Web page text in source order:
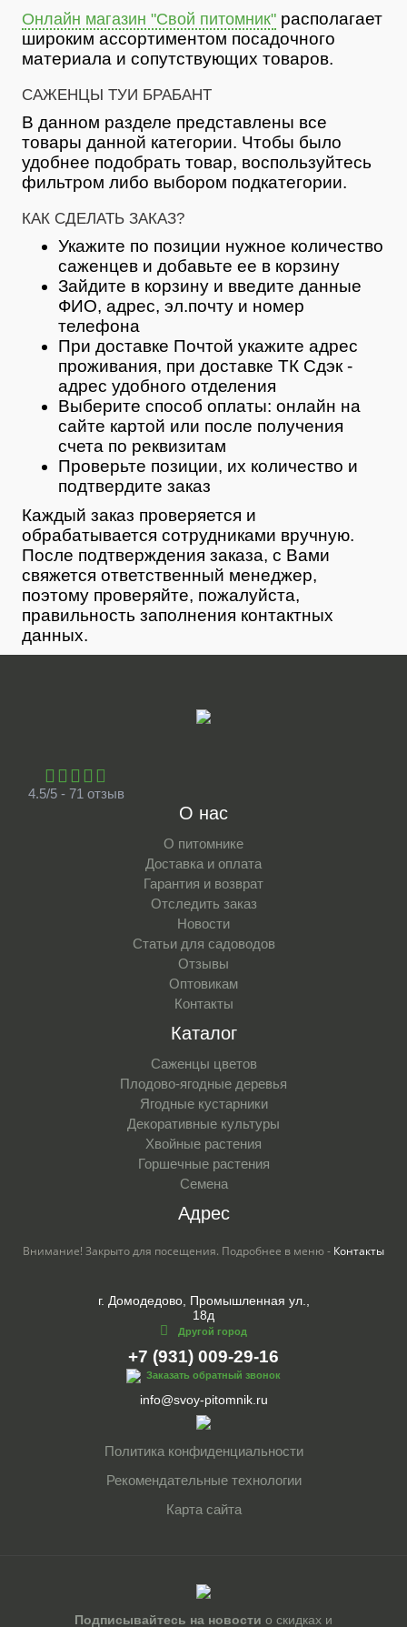
Онлайн магазин "Свой питомник" располагает
широким ассортиментом посадочного
материала и сопутствующих товаров.
САЖЕНЦЫ ТУИ БРАБАНТ
В данном разделе представлены все
товары данной категории. Чтобы было
удобнее подобрать товар, воспользуйтесь
фильтром либо выбором подкатегории.
КАК СДЕЛАТЬ ЗАКАЗ?
Укажите по позиции нужное количество
саженцев и добавьте ее в корзину
Зайдите в корзину и введите данные
ФИО, адрес, эл.почту и номер
телефона
При доставке Почтой укажите адрес
проживания, при доставке ТК Сдэк -
адрес удобного отделения
Выберите способ оплаты: онлайн на
сайте картой или после получения
счета по реквизитам
Проверьте позиции, их количество и
подтвердите заказ
Каждый заказ проверяется и
обрабатывается сотрудниками вручную.
После подтверждения заказа, с Вами
свяжется ответственный менеджер,
поэтому проверяйте, пожалуйста,
правильность заполнения контактных
данных.
4.5/5 - 71 отзыв
О нас
О питомнике
Доставка и оплата
Гарантия и возврат
Отследить заказ
Новости
Статьи для садоводов
Отзывы
Оптовикам
Контакты
Каталог
Саженцы цветов
Плодово-ягодные деревья
Ягодные кустарники
Декоративные культуры
Хвойные растения
Горшечные растения
Семена
Адрес
Внимание! Закрыто для посещения. Подробнее в меню - Контакты
г. Домодедово, Промышленная ул.,
18д
Другой город
+7 (931) 009-29-16
Заказать обратный звонок
info@svoy-pitomnik.ru
Политика конфиденциальности
Рекомендательные технологии
Карта сайта
Подписывайтесь на новости о скидках и